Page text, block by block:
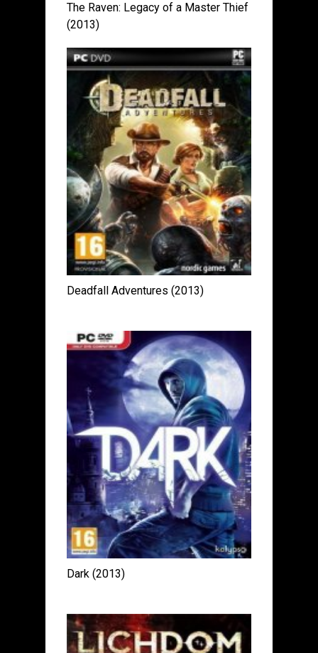
The Raven: Legacy of a Master Thief
(2013)
Deadfall Adventures (2013)
Dark (2013)